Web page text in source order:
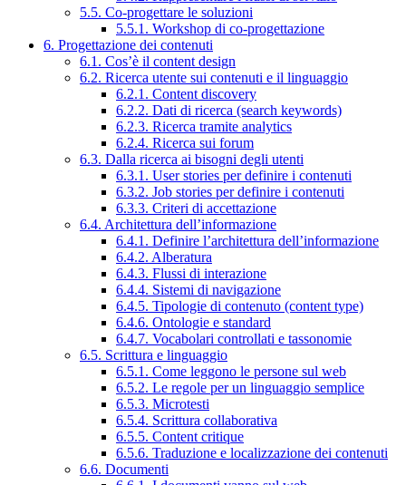
5.5. Co-progettare le soluzioni
5.5.1. Workshop di co-progettazione
6. Progettazione dei contenuti
6.1. Cos’è il content design
6.2. Ricerca utente sui contenuti e il linguaggio
6.2.1. Content discovery
6.2.2. Dati di ricerca (search keywords)
6.2.3. Ricerca tramite analytics
6.2.4. Ricerca sui forum
6.3. Dalla ricerca ai bisogni degli utenti
6.3.1. User stories per definire i contenuti
6.3.2. Job stories per definire i contenuti
6.3.3. Criteri di accettazione
6.4. Architettura dell’informazione
6.4.1. Definire l’architettura dell’informazione
6.4.2. Alberatura
6.4.3. Flussi di interazione
6.4.4. Sistemi di navigazione
6.4.5. Tipologie di contenuto (content type)
6.4.6. Ontologie e standard
6.4.7. Vocabolari controllati e tassonomie
6.5. Scrittura e linguaggio
6.5.1. Come leggono le persone sul web
6.5.2. Le regole per un linguaggio semplice
6.5.3. Microtesti
6.5.4. Scrittura collaborativa
6.5.5. Content critique
6.5.6. Traduzione e localizzazione dei contenuti
6.6. Documenti